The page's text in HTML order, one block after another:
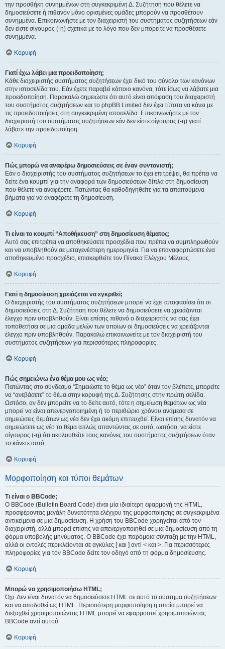
την προσθήκη συνημμένων στη συγκεκριμένη Δ. Συζήτηση που θέλετε να
δημοσιεύσετε ή πιθανόν μόνο ορισμένες ομάδες μπορούν να προσθέτουν
συνημμένα. Επικοινωνήστε με τον διαχειριστή του συστήματος συζητήσεων εάν
δεν είστε σίγουρος (-η) σχετικά με το λόγο που δεν μπορείτε να προσθέσετε
συνημμένα.
Κορυφή
Γιατί έχω λάβει μια προειδοποίηση;
Κάθε διαχειριστής συστήματος συζητήσεων έχει δικό του σύνολο των κανόνων
στην ιστοσελίδα του. Εάν έχετε παραβεί κάποιο κανόνα, τότε ίσως να λάβατε μια
προειδοποίηση. Παρακαλώ σημειώστε ότι αυτό είναι απόφαση του διαχειριστή
του συστήματος συζητήσεων και το phpBB Limited δεν έχει τίποτα να κάνει με
τις προειδοποιήσεις στη συγκεκριμένη ιστοσελίδα. Επικοινωνήστε με τον
διαχειριστή του συστήματος συζητήσεων εάν δεν είστε σίγουρος (-η) γιατί
λάβατε την προειδοποίηση.
Κορυφή
Πώς μπορώ να αναφέρω δημοσιεύσεις σε έναν συντονιστή;
Εάν ο διαχειριστής του συστήματος συζητήσεων το έχει επιτρέψει, θα πρέπει να
δείτε ένα κουμπί για την αναφορά των δημοσιεύσεων δίπλα στη δημοσίευση
που θέλετε να αναφέρετε. Πατώντας θα καθοδηγηθείτε για τα απαιτούμενα
βήματα για να αναφέρετε τη δημοσίευση.
Κορυφή
Τι είναι το κουμπί “Αποθήκευση” στη δημοσίευση θέματος;
Αυτό σας επιτρέπει να αποθηκεύσετε προσχέδια που πρέπει να συμπληρωθούν
και να υποβληθούν σε μεταγενέστερη ημερομηνία. Για να επαναφορτώσετε ένα
αποθηκευμένο προσχέδιο, επισκεφθείτε τον Πίνακα Ελέγχου Μέλους.
Κορυφή
Γιατί η δημοσίευση χρειάζεται να εγκριθεί;
Ο διαχειριστής του συστήματος συζητήσεων μπορεί να έχει αποφασίσει ότι οι
δημοσιεύσεις στη Δ. Συζήτηση που θέλετε να δημοσιεύσετε να χρειάζονται
έλεγχο πριν υποβληθούν. Είναι επίσης πιθανό ο διαχειριστής να σας έχει
τοποθετήσει σε μια ομάδα μελών των οποίων οι δημοσιεύσεις να χρειάζονται
έλεγχο πριν υποβληθούν. Παρακαλώ επικοινωνείτε με τον διαχειριστή του
συστήματος συζητήσεων για περισσότερες πληροφορίες.
Κορυφή
Πώς σημειώνω ένα θέμα μου ως νέο;
Πατώντας στο σύνδεσμο “Σημειώστε το θέμα ως νέο” όταν τον βλέπετε, μπορείτε
να “ανεβάσετε” το θέμα στην κορυφή της Δ. Συζήτησης στην πρώτη σελίδα.
Ωστόσο, αν δεν μπορείτε να το δείτε αυτό, τότε η σημείωση θεμάτων ως νέα
μπορεί να είναι απενεργοποιημένη ή το περιθώριο χρόνου ανάμεσα σε
σημειώσεις θεμάτων ως νέα δεν έχει ακόμη επιτευχθεί. Είναι επίσης δυνατόν να
σημειώσετε ως νέο το θέμα απλώς απαντώντας σε αυτό, ωστόσο, να είστε
σίγουρος (-η) ότι ακολουθείτε τους κανόνες του συστήματος συζητήσεων όταν
το κάνετε αυτό.
Κορυφή
Μορφοποίηση και τύποι θεμάτων
Τι είναι ο BBCode;
Ο BBCode (Bulletin Board Code) είναι μία ιδιαίτερη εφαρμογή της HTML,
προσφέροντας μεγάλη δυνατότητα ελέγχου της μορφοποίησης σε συγκεκριμένα
αντικείμενα σε μια δημοσίευση. Η χρήση του BBCode χορηγείται από τον
διαχειριστή, αλλά μπορεί επίσης να απενεργοποιηθεί σε μια δημοσίευση από τη
φόρμα υποβολής μηνύματος. Ο BBCode έχει παρόμοια σύνταξη με την HTML,
αλλά οι εντολές περικλείονται σε αγκύλες [ και ] αντί < και >. Για περισσότερες
πληροφορίες για τον BBCode δείτε τον οδηγό από τη φόρμα δημοσίευσης.
Κορυφή
Μπορώ να χρησιμοποιήσω HTML;
Όχι. Δεν είναι δυνατόν να δημοσιεύσετε HTML σε αυτό το σύστημα συζητήσεων
και να αποδοθεί ως HTML. Περισσότερη μορφοποίηση η οποία μπορεί να
διεξαχθεί χρησιμοποιώντας HTML μπορεί να εφαρμοστεί χρησιμοποιώντας
BBCode αντί αυτού.
Κορυφή